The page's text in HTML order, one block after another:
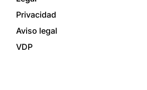
Privacidad
Aviso legal
VDP